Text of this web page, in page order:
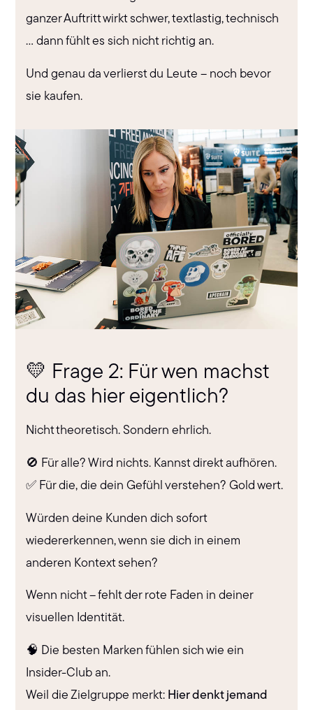
ganzer Auftritt wirkt schwer, textlastig, technisch
… dann fühlt es sich nicht richtig an.
Und genau da verlierst du Leute – noch bevor
sie kaufen.
💛 Frage 2: Für wen machst
du das hier eigentlich?
Nicht theoretisch. Sondern ehrlich.
🚫 Für alle? Wird nichts. Kannst direkt aufhören.
✅ Für die, die dein Gefühl verstehen? Gold wert.
Würden deine Kunden dich sofort
wiedererkennen, wenn sie dich in einem
anderen Kontext sehen?
Wenn nicht – fehlt der rote Faden in deiner
visuellen Identität.
🧠 Die besten Marken fühlen sich wie ein
Insider-Club an.
Weil die Zielgruppe merkt: Hier denkt jemand